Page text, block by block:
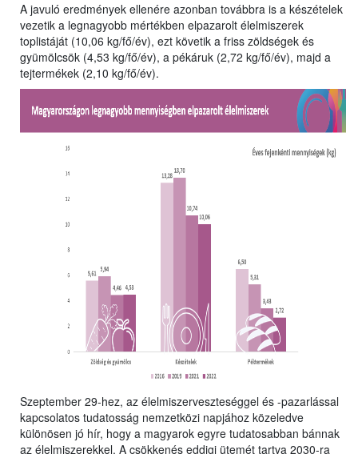
A javuló eredmények ellenére azonban továbbra is a készételek
vezetik a legnagyobb mértékben elpazarolt élelmiszerek
toplistáját (10,06 kg/fő/év), ezt követik a friss zöldségek és
gyümölcsök (4,53 kg/fő/év), a pékáruk (2,72 kg/fő/év), majd a
tejtermékek (2,10 kg/fő/év).
Szeptember 29-hez, az élelmiszerveszteséggel és -pazarlással
kapcsolatos tudatosság nemzetközi napjához közeledve
különösen jó hír, hogy a magyarok egyre tudatosabban bánnak
az élelmiszerekkel. A csökkenés eddigi ütemét tartva 2030-ra